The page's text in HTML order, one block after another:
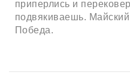
приперлись и
подвякиваешь.
Победа.